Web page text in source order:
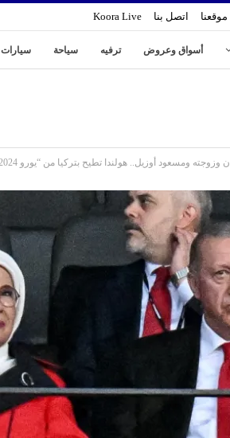
اتصل بنا Koora Live
أسواق وعروض ترفيه سياحة سيارات
وزوجته ومسعود أوزيل.. هولندا تطيح بتركيا من “يورو 2024”